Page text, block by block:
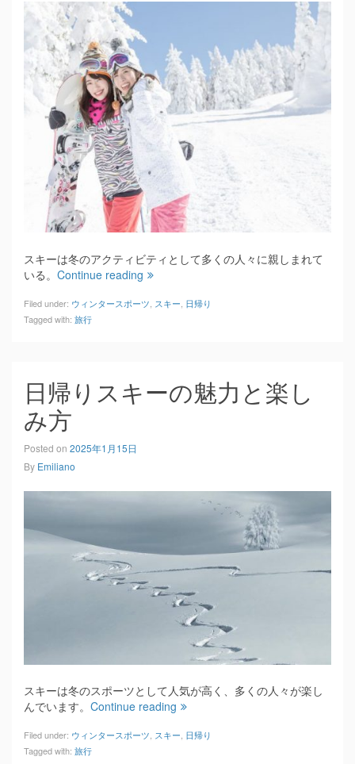
スキーは冬のアクティビティとして多くの人々に親しまれて
いる。 Continue reading
Filed under: ウィンタースポーツ スキー 日帰り
Tagged with: 旅行
日帰りスキーの魅力と楽し
み方
Posted on 2025年1月15日
By Emiliano
スキーは冬のスポーツとして人気が高く、多くの人々が楽し
んでいます。 Continue reading
Filed under: ウィンタースポーツ スキー 日帰り
Tagged with: 旅行